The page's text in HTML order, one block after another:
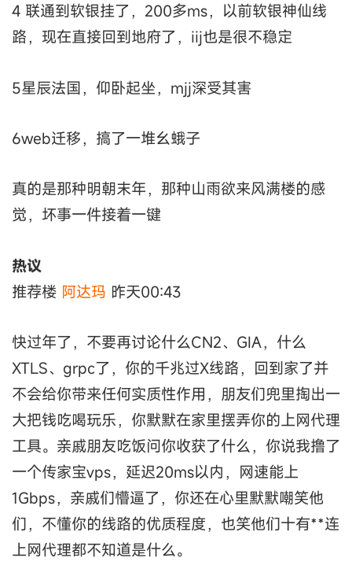
4 联通到软银挂了，200多ms，以前软银神仙线
路，现在直接回到地府了，iij也是很不稳定
5星辰法国，仰卧起坐，mjj深受其害
6web迁移，搞了一堆幺蛾子
真的是那种明朝末年，那种山雨欲来风满楼的感
觉，坏事一件接着一键
热议
推荐楼 阿达玛 昨天00:43
快过年了，不要再讨论什么CN2、GIA，什么
XTLS、grpc了，你的千兆过X线路，回到家了并
不会给你带来任何实质性作用，朋友们兜里掏出一
大把钱吃喝玩乐，你默默在家里摆弄你的上网代理
工具。亲戚朋友吃饭问你收获了什么，你说我撸了
一个传家宝vps，延迟20ms以内，网速能上
1Gbps，亲戚们懵逼了，你还在心里默默嘲笑他
们，不懂你的线路的优质程度，也笑他们十有**连
上网代理都不知道是什么。